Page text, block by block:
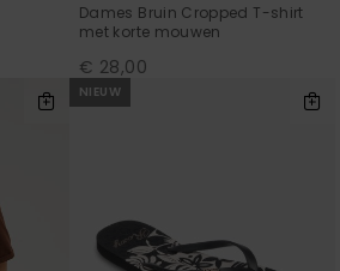
Dames Bruin Cropped T-shirt
met korte mouwen
€ 28,00
NIEUW